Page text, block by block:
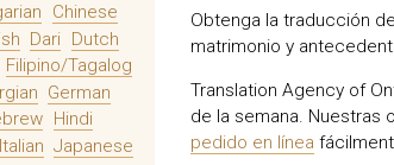
Chinese
Dari
Dutch
Filipino/Tagalog
German
Hindi
Italian Japanese
Obtenga la traducción
matrimonio y
Translation Agency of
de la semana. Nuestras
pedido en línea